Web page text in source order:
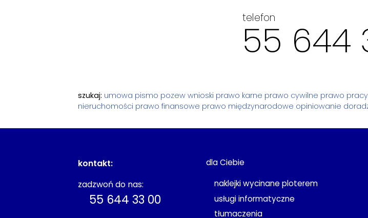
telefon
55 644
szukaj: umowa pismo pozew wnioski prawo karne prawo cywilne prawo pracy
nieruchomości prawo finansowe prawo międzynarodowe opiniowanie
kontakt:
zadzwoń do nas:
55 644 33 00
dla Ciebie
naklejki wycinane ploterem
usługi informatyczne
tłumaczenia